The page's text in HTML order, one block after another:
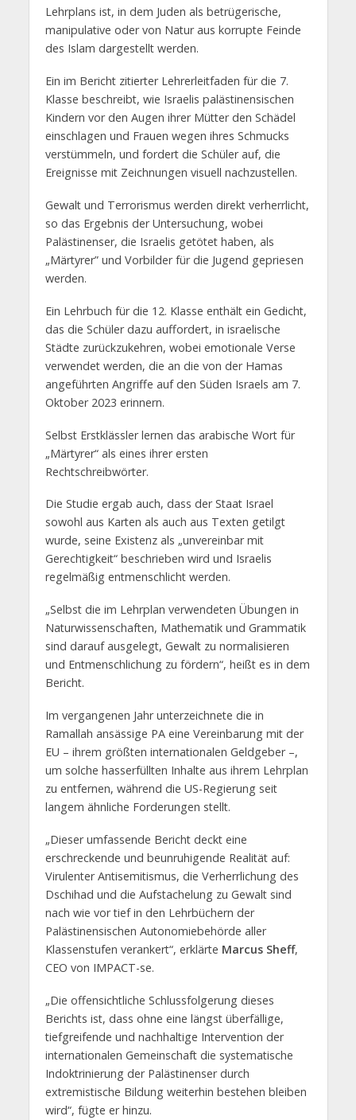
Lehrplans ist, in dem Juden als betrügerische,
manipulative oder von Natur aus korrupte Feinde
des Islam dargestellt werden.
Ein im Bericht zitierter Lehrerleitfaden für die 7.
Klasse beschreibt, wie Israelis palästinensischen
Kindern vor den Augen ihrer Mütter den Schädel
einschlagen und Frauen wegen ihres Schmucks
verstümmeln, und fordert die Schüler auf, die
Ereignisse mit Zeichnungen visuell nachzustellen.
Gewalt und Terrorismus werden direkt verherrlicht,
so das Ergebnis der Untersuchung, wobei
Palästinenser, die Israelis getötet haben, als
„Märtyrer” und Vorbilder für die Jugend gepriesen
werden.
Ein Lehrbuch für die 12. Klasse enthält ein Gedicht,
das die Schüler dazu auffordert, in israelische
Städte zurückzukehren, wobei emotionale Verse
verwendet werden, die an die von der Hamas
angeführten Angriffe auf den Süden Israels am 7.
Oktober 2023 erinnern.
Selbst Erstklässler lernen das arabische Wort für
„Märtyrer“ als eines ihrer ersten
Rechtschreibwörter.
Die Studie ergab auch, dass der Staat Israel
sowohl aus Karten als auch aus Texten getilgt
wurde, seine Existenz als „unvereinbar mit
Gerechtigkeit“ beschrieben wird und Israelis
regelmäßig entmenschlicht werden.
„Selbst die im Lehrplan verwendeten Übungen in
Naturwissenschaften, Mathematik und Grammatik
sind darauf ausgelegt, Gewalt zu normalisieren
und Entmenschlichung zu fördern“, heißt es in dem
Bericht.
Im vergangenen Jahr unterzeichnete die in
Ramallah ansässige PA eine Vereinbarung mit der
EU – ihrem größten internationalen Geldgeber –,
um solche hasserfüllten Inhalte aus ihrem Lehrplan
zu entfernen, während die US-Regierung seit
langem ähnliche Forderungen stellt.
„Dieser umfassende Bericht deckt eine
erschreckende und beunruhigende Realität auf:
Virulenter Antisemitismus, die Verherrlichung des
Dschihad und die Aufstachelung zu Gewalt sind
nach wie vor tief in den Lehrbüchern der
Palästinensischen Autonomiebehörde aller
Klassenstufen verankert“, erklärte Marcus Sheff,
CEO von IMPACT-se.
„Die offensichtliche Schlussfolgerung dieses
Berichts ist, dass ohne eine längst überfällige,
tiefgreifende und nachhaltige Intervention der
internationalen Gemeinschaft die systematische
Indoktrinierung der Palästinenser durch
extremistische Bildung weiterhin bestehen bleiben
wird“, fügte er hinzu.